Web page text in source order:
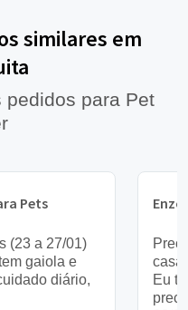
similares em
para Pet
Pets
(23 a 27/01)
gaiola e
diário,
Enzo
Eu